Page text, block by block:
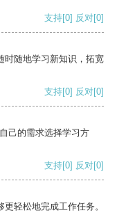
支持[0] 反对[0]
时随地学习新知识，拓宽
支持[0] 反对[0]
己的需求选择学习方
支持[0] 反对[0]
轻松地完成工作任务。